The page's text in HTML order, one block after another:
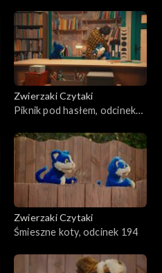
Zwierzaki Czytaki
Piknik pod hasłem, odcinek
Zwierzaki Czytaki
Śmieszne koty, odcinek 194